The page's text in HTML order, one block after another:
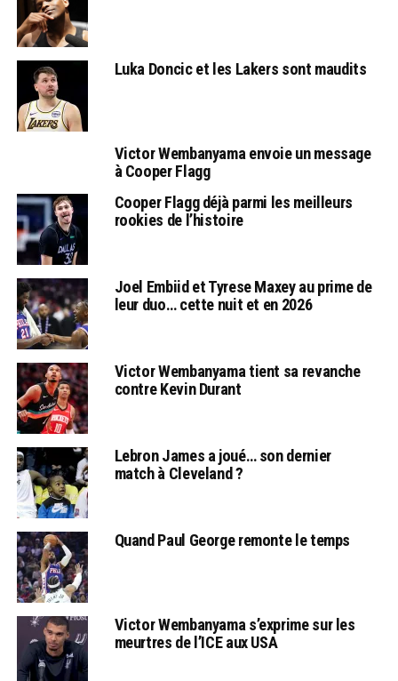
Luka Doncic et les Lakers sont maudits
Victor Wembanyama envoie un message
à Cooper Flagg
Cooper Flagg déjà parmi les meilleurs
rookies de l’histoire
Joel Embiid et Tyrese Maxey au prime de
leur duo… cette nuit et en 2026
Victor Wembanyama tient sa revanche
contre Kevin Durant
Lebron James a joué… son dernier
match à Cleveland ?
Quand Paul George remonte le temps
Victor Wembanyama s’exprime sur les
meurtres de l’ICE aux USA